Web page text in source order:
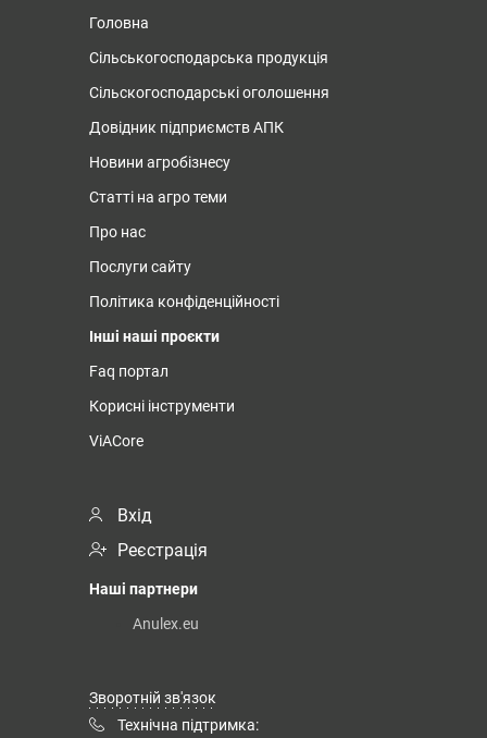
Головна
Сільськогосподарська продукція
Сільскогосподарські оголошення
Довідник підприємств АПК
Новини агробізнесу
Статті на агро теми
Про нас
Послуги сайту
Політика конфіденційності
Інші наші проєкти
Faq портал
Корисні інструменти
ViACore
Вхід
Реєстрація
Наші партнери
Anulex.eu
Зворотній зв'язок
Технічна підтримка: